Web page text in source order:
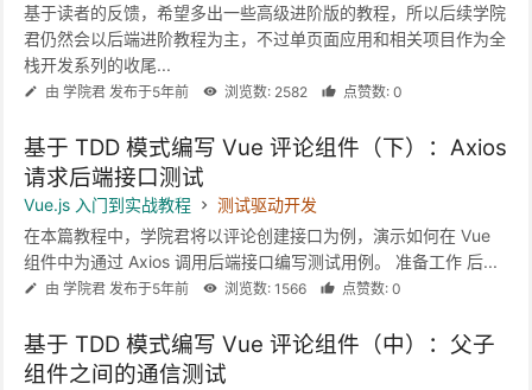
基于读者的反馈，希望多出一些高级进阶版的教程，所以后续学院
君仍然会以后端进阶教程为主，不过单页面应用和相关项目作为全
栈开发系列的收尾...
由 学院君 发布于5年前 浏览数: 2582 点赞数: 0
基于 TDD 模式编写 Vue 评论组件（下）：Axios
请求后端接口测试
Vue.js 入门到实战教程
测试驱动开发
在本篇教程中，学院君将以评论创建接口为例，演示如何在 Vue
组件中为通过 Axios 调用后端接口编写测试用例。 准备工作 后...
由 学院君 发布于5年前 浏览数: 1566 点赞数: 0
基于 TDD 模式编写 Vue 评论组件（中）：父子
组件之间的通信测试